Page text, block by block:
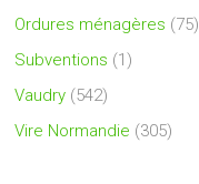
Ordures ménagères (75)
Subventions (1)
Vaudry (542)
Vire Normandie (305)